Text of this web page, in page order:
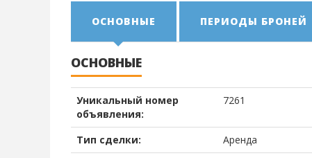
ОСНОВНЫЕ ПЕРИОДЫ БРОНЕЙ
ОСНОВНЫЕ
Уникальный номер
объявления:
7261
Тип сделки:
Аренда